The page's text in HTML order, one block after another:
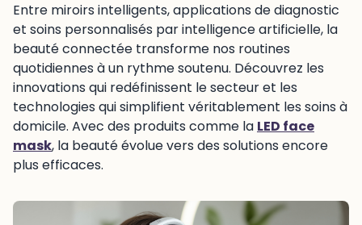
Entre miroirs intelligents, applications de diagnostic
et soins personnalisés par intelligence artificielle, la
beauté connectée transforme nos routines
quotidiennes à un rythme soutenu. Découvrez les
innovations qui redéfinissent le secteur et les
technologies qui simplifient véritablement les soins à
domicile. Avec des produits comme la LED face
mask, la beauté évolue vers des solutions encore
plus efficaces.